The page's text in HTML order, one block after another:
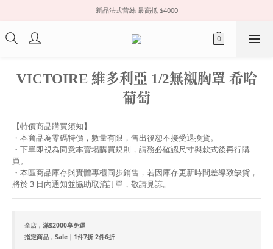
新品法式蕾絲 最高抵 $4000
VICTOIRE 維多利亞 1/2無襯胸罩 希哈
葡萄
【特價商品購買須知】
・本商品為零碼特價，數量有限，售出後恕不接受退換貨。
・下單即視為同意本賣場購買規則，請務必確認尺寸與款式後再行購
買。
・本區商品庫存與實體專櫃同步銷售，若因庫存更新時間差導致缺貨，
將於 3 日內通知並協助取消訂單，敬請見諒。
全店，滿$2000享免運
指定商品，Sale｜1件7折 2件6折